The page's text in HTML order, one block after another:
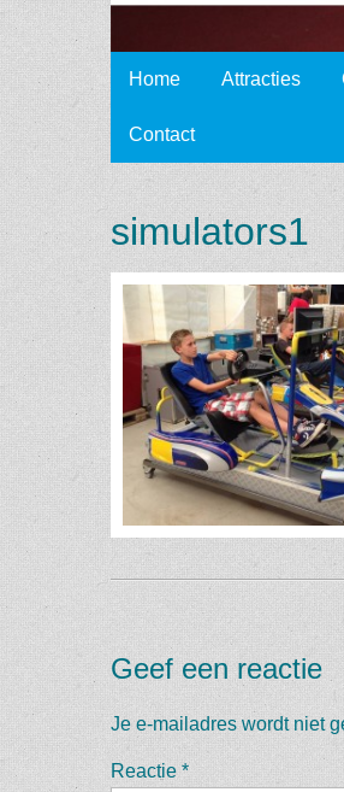
Main menu
Skip to content
Home Attracties
Contact
simulators1
Geef een reactie
Je e-mailadres wordt niet
Reactie *